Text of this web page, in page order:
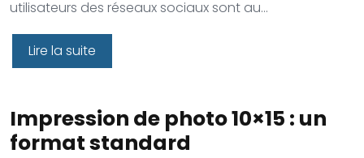
utilisateurs des réseaux sociaux sont au…
Lire la suite
Impression de photo 10×15 : un
format standard